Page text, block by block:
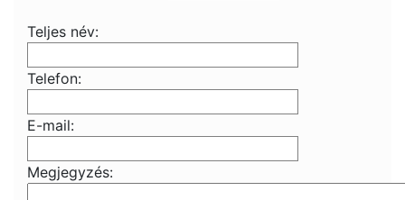
Teljes név:
Telefon:
E-mail:
Megjegyzés: